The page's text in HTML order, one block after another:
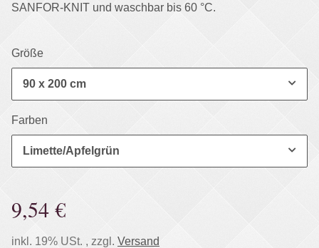
SANFOR-KNIT und waschbar bis 60 °C.
Größe
90 x 200 cm
Farben
Limette/Apfelgrün
9,54 €
inkl. 19% USt. , zzgl. Versand